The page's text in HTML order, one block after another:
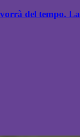
del tempo. La